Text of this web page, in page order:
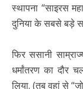
स्थापना “साइरस
दुनिया के सबसे बड़े
फिर ससानी
धर्मांतरण का दौर
लिया. (तब वहां से